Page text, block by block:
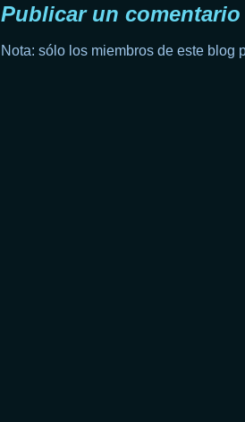
Publicar un comentario
Nota: sólo los miembros de este blog